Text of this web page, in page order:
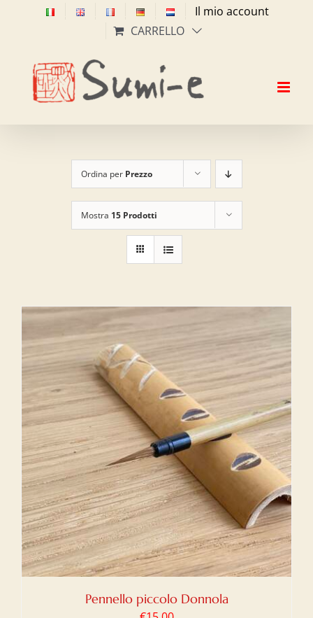
Il mio account
CARRELLO
Ordina per Prezzo
Mostra 15 Prodotti
Pennello piccolo Donnola